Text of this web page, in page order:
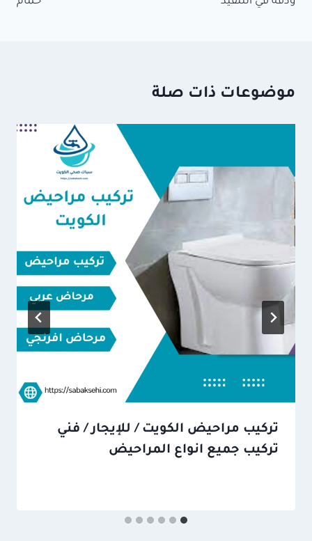
موضوعات ذات صلة
تركيب مراحيض الكويت / للإيجار / فني
تركيب جميع انواع المراحيض